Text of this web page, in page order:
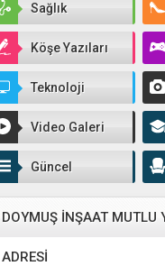
Sağlık
Köşe Yazıları
Teknoloji
Video Galeri
Güncel
DOYMUŞ İNŞAAT MUTLU
ADRESİ